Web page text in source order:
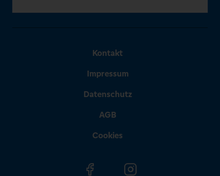
Kontakt
Impressum
Datenschutz
AGB
Cookies